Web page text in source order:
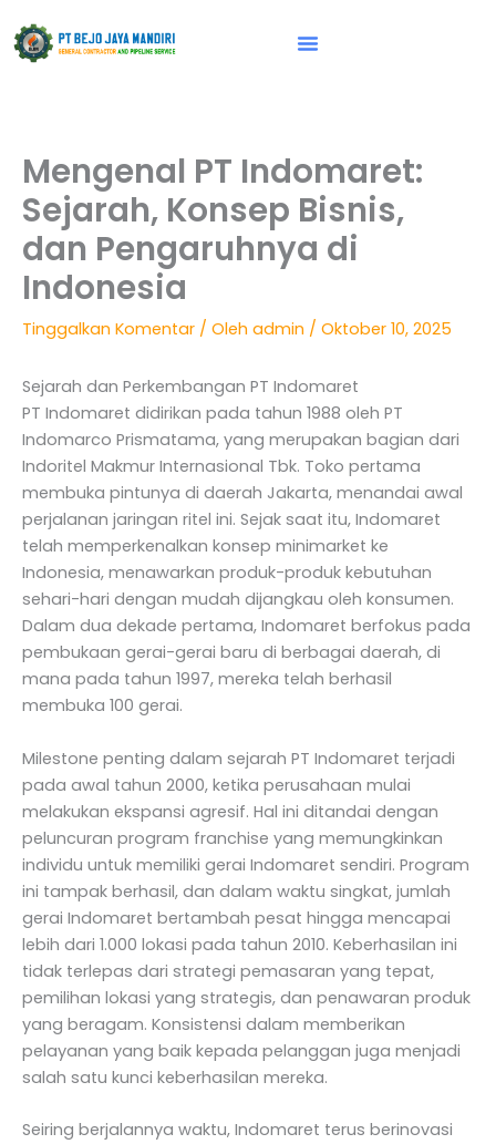
ke
konten
Mengenal PT Indomaret:
Sejarah, Konsep Bisnis,
dan Pengaruhnya di
Indonesia
Tinggalkan Komentar / Oleh admin / Oktober 10, 2025
Sejarah dan Perkembangan PT Indomaret
PT Indomaret didirikan pada tahun 1988 oleh PT
Indomarco Prismatama, yang merupakan bagian dari
Indoritel Makmur Internasional Tbk. Toko pertama
membuka pintunya di daerah Jakarta, menandai awal
perjalanan jaringan ritel ini. Sejak saat itu, Indomaret
telah memperkenalkan konsep minimarket ke
Indonesia, menawarkan produk-produk kebutuhan
sehari-hari dengan mudah dijangkau oleh konsumen.
Dalam dua dekade pertama, Indomaret berfokus pada
pembukaan gerai-gerai baru di berbagai daerah, di
mana pada tahun 1997, mereka telah berhasil
membuka 100 gerai.
Milestone penting dalam sejarah PT Indomaret terjadi
pada awal tahun 2000, ketika perusahaan mulai
melakukan ekspansi agresif. Hal ini ditandai dengan
peluncuran program franchise yang memungkinkan
individu untuk memiliki gerai Indomaret sendiri. Program
ini tampak berhasil, dan dalam waktu singkat, jumlah
gerai Indomaret bertambah pesat hingga mencapai
lebih dari 1.000 lokasi pada tahun 2010. Keberhasilan ini
tidak terlepas dari strategi pemasaran yang tepat,
pemilihan lokasi yang strategis, dan penawaran produk
yang beragam. Konsistensi dalam memberikan
pelayanan yang baik kepada pelanggan juga menjadi
salah satu kunci keberhasilan mereka.
Seiring berjalannya waktu, Indomaret terus berinovasi